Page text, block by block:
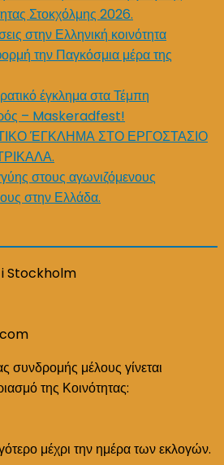
Στοκχόλμης 2026.
στην Ελληνική κοινότητα
την Παγκόσμια μέρα της
έγκλημα στα Τέμπη
– Maskeradfest!
ΈΓΚΛΗΜΑ ΣΤΟ ΕΡΓΟΣΤΑΣΙΟ
στους αγωνιζόμενους
στην Ελλάδα.
Stockholm
συνδρομής μέλους γίνεται
της Κοινότητας:
μέχρι την ημέρα των εκλογών.